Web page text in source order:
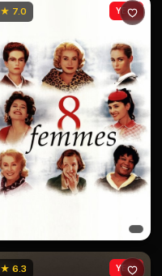
★ 7.0 YENİ
★ 6.3 YENİ